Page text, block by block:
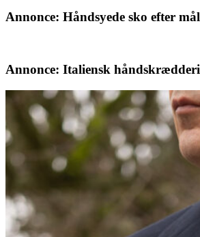
Annonce: Håndsyede sko efter mål
Annonce: Italiensk håndskrædderi